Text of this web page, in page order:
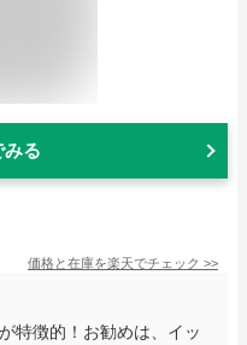
みる
価格と在庫を楽天でチェック >>
特徴的！お勧めは、イッ